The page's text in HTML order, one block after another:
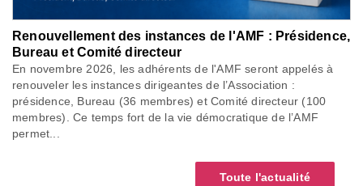
Renouvellement des instances de l'AMF : Présidence,
Bureau et Comité directeur
En novembre 2026, les adhérents de l'AMF seront appelés à
renouveler les instances dirigeantes de l’Association :
présidence, Bureau (36 membres) et Comité directeur (100
membres). Ce temps fort de la vie démocratique de l’AMF
permet...
Toute l'actualité